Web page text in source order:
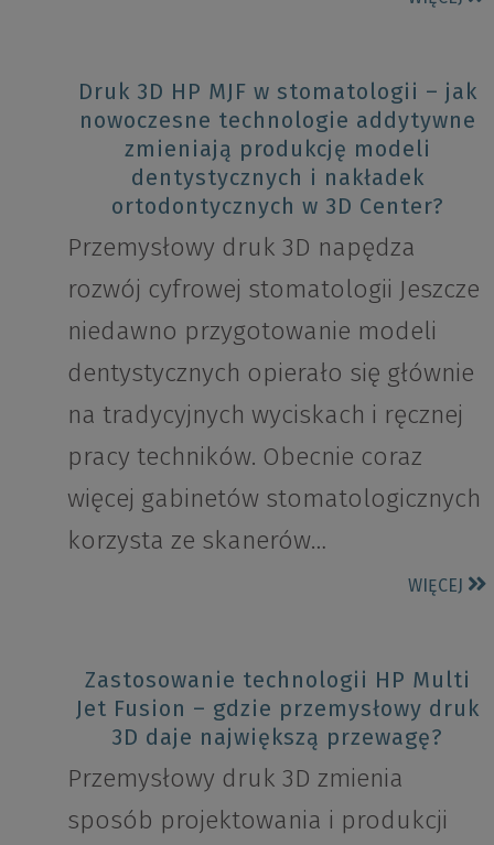
Druk 3D HP MJF w stomatologii – jak
nowoczesne technologie addytywne
zmieniają produkcję modeli
dentystycznych i nakładek
ortodontycznych w 3D Center?
Przemysłowy druk 3D napędza
rozwój cyfrowej stomatologii Jeszcze
niedawno przygotowanie modeli
dentystycznych opierało się głównie
na tradycyjnych wyciskach i ręcznej
pracy techników. Obecnie coraz
więcej gabinetów stomatologicznych
korzysta ze skanerów…
WIĘCEJ
Zastosowanie technologii HP Multi
Jet Fusion – gdzie przemysłowy druk
3D daje największą przewagę?
Przemysłowy druk 3D zmienia
sposób projektowania i produkcji